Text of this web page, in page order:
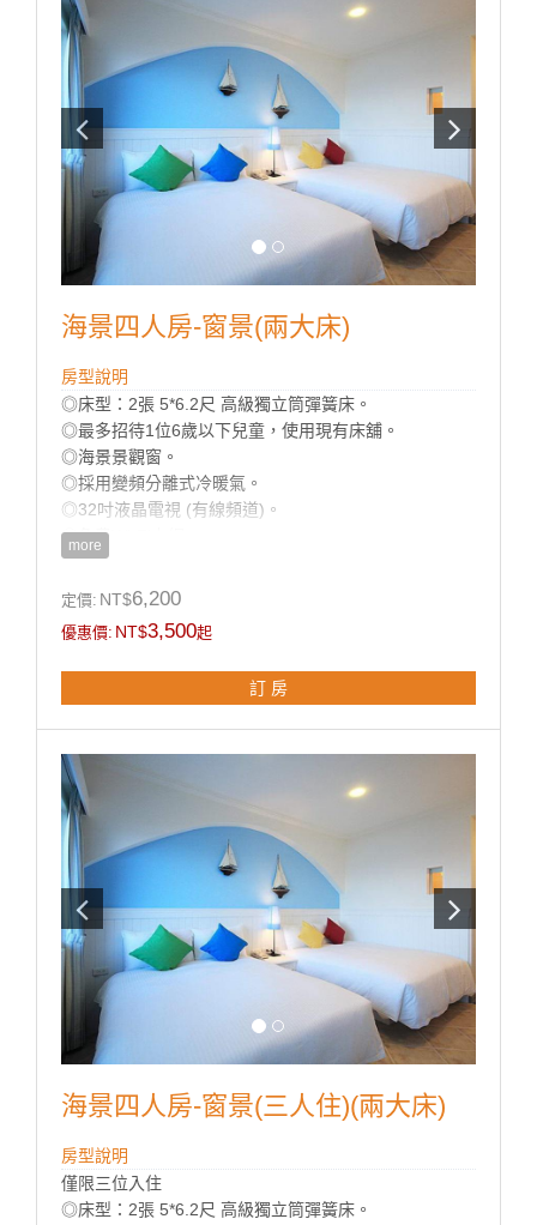
海景四人房-窗景(兩大床)
房型說明
◎床型：2張 5*6.2尺 高級獨立筒彈簧床。
◎最多招待1位6歲以下兒童，使用現有床舖。
◎海景景觀窗。
◎採用變頻分離式冷暖氣。
◎32吋液晶電視 (有線頻道)。
◎免費Wi-Fi上網。
◎乾濕分離獨立衛浴。
◎寬廣平面停車場。
包 / 咖啡包 / 礦泉水 / 舒適乾淨羽毛被品。
more
定價: NT$6,200
優惠價: NT$3,500起
訂 房
海景四人房-窗景(三人住)(兩大床)
房型說明
僅限三位入住
◎床型：2張 5*6.2尺 高級獨立筒彈簧床。